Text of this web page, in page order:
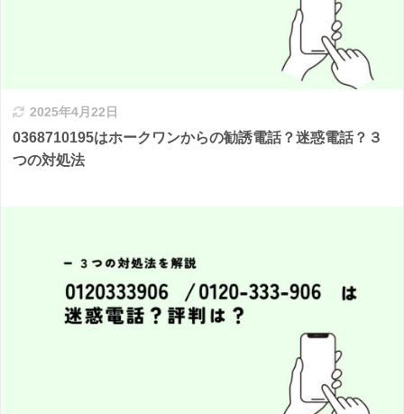
2025年4月22日
0368710195はホークワンからの勧誘電話？迷惑電話？３
つの対処法